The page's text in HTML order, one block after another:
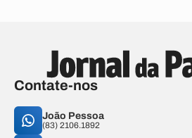
Contate-nos
João Pessoa
(83) 2106.1892